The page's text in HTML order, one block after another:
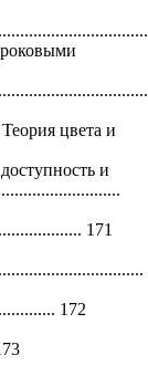
цвета и
и
171
172